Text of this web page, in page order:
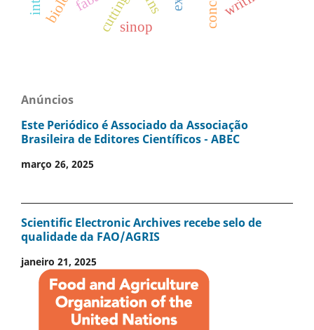
cuttingssinop
Anúncios
Este Periódico é Associado da Associação
Brasileira de Editores Científicos - ABEC
março 26, 2025
Scientific Electronic Archives recebe selo de
qualidade da FAO/AGRIS
janeiro 21, 2025